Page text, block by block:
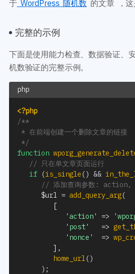
于WordPress 随机数 的文章 ，这
完整的示例
下面是使用能力检查、数据验证、
机数验证的完整示例。
<?php
/**
* 在前端创建一个删除文章的链接
*/
function
// 只在单文章页面运行
if (is_single() &&
// 添加查询参数: action,
$url
= add_query_arg(
[
'action'
=>
'post'
=>
'nonce'
=>
] ,
home_url ()
) ;